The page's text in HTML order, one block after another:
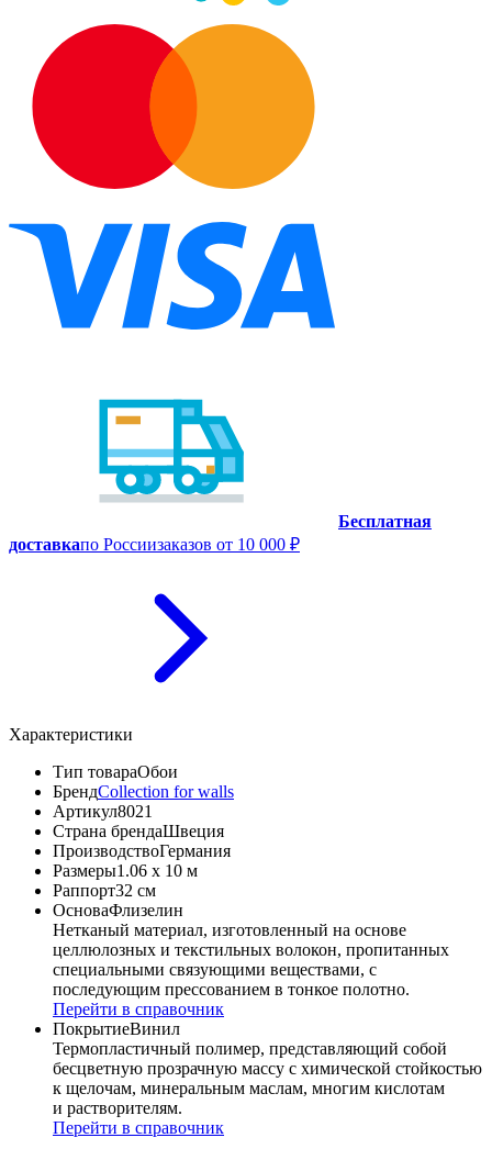
Бесплатная
доставкапо Россиизаказов от 10 000 ₽
Характеристики
Тип товараОбои
БрендCollection for walls
Артикул8021
Страна брендаШвеция
ПроизводствоГермания
Размеры1.06 x 10 м
Раппорт32 см
ОсноваФлизелин
Нетканый материал, изготовленный на основе
целлюлозных и текстильных волокон, пропитанных
специальными связующими веществами, с
последующим прессованием в тонкое полотно.
Перейти в справочник
ПокрытиеВинил
Термопластичный полимер, представляющий собой
бесцветную прозрачную массу с химической стойкостью
к щелочам, минеральным маслам, многим кислотам
и растворителям.
Перейти в справочник